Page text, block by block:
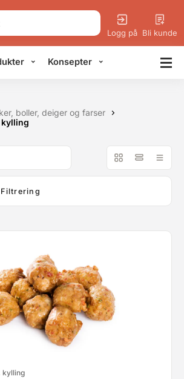
Logg på Bli kunde
Konsepter
boller, deiger og farser
kylling